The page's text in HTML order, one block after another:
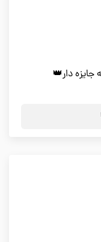
دار👑